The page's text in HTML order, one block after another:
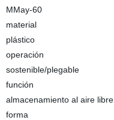
MMay-60
material
plástico
operación
sostenible/plegable
función
almacenamiento al aire libre
forma